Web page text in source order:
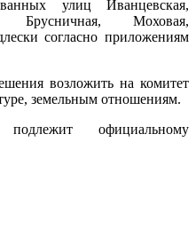
улиц Иванцевская,
Брусничная, Моховая,
согласно приложениям
возложить на комитет
земельным отношениям.
официальному